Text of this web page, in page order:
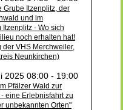
Grube Itzenplitz, der
und im
- Wo sich
noch erhalten hat!
der VHS Merchweiler,
Neunkirchen)
2025 08:00 - 19:00
Pfälzer Wald zur
eine Erlebnisfahrt zu
unbekannten Orten"